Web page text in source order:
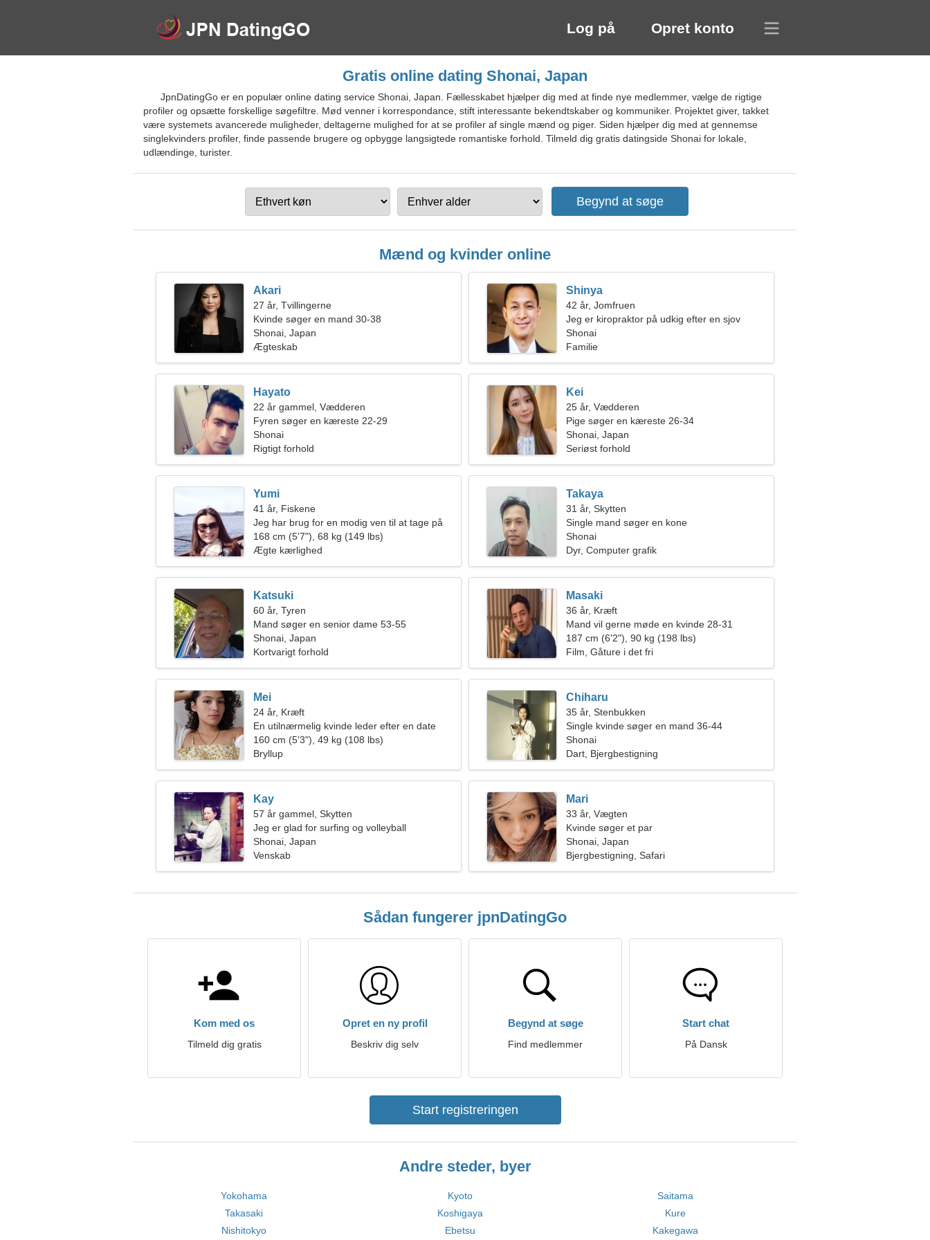
Log på Opret konto
Gratis online dating Shonai, Japan
JpnDatingGo er en populær online dating service Shonai, Japan. Fællesskabet hjælper dig med at finde nye medlemmer, vælge de rigtige
profiler og opsætte forskellige søgefiltre. Mød venner i korrespondance, stift interessante bekendtskaber og kommuniker. Projektet giver, takket
være systemets avancerede muligheder, deltagerne mulighed for at se profiler af single mænd og piger. Siden hjælper dig med at gennemse
singlekvinders profiler, finde passende brugere og opbygge langsigtede romantiske forhold. Tilmeld dig gratis datingside Shonai for lokale,
udlændinge, turister.
Mænd og kvinder online
Akari
27 år, Tvillingerne
Kvinde søger en mand 30-38
Shonai, Japan
Ægteskab
Shinya
42 år, Jomfruen
Jeg er kiropraktor på udkig efter en sjov
kvinde
Shonai
Familie
Hayato
22 år gammel, Vædderen
Fyren søger en kæreste 22-29
Shonai
Rigtigt forhold
Kei
25 år, Vædderen
Pige søger en kæreste 26-34
Shonai, Japan
Seriøst forhold
Yumi
41 år, Fiskene
Jeg har brug for en modig ven til at tage på
camping sammen
168 cm (5'7"), 68 kg (149 lbs)
Ægte kærlighed
Takaya
31 år, Skytten
Single mand søger en kone
Shonai
Dyr, Computer grafik
Katsuki
60 år, Tyren
Mand søger en senior dame 53-55
Shonai, Japan
Kortvarigt forhold
Masaki
36 år, Kræft
Mand vil gerne møde en kvinde 28-31
187 cm (6'2"), 90 kg (198 lbs)
Film, Gåture i det fri
Mei
24 år, Kræft
En utilnærmelig kvinde leder efter en date
160 cm (5'3"), 49 kg (108 lbs)
Bryllup
Chiharu
35 år, Stenbukken
Single kvinde søger en mand 36-44
Shonai
Dart, Bjergbestigning
Kay
57 år gammel, Skytten
Jeg er glad for surfing og volleyball
Shonai, Japan
Venskab
Mari
33 år, Vægten
Kvinde søger et par
Shonai, Japan
Bjergbestigning, Safari
Sådan fungerer jpnDatingGo
Kom med os
Tilmeld dig gratis
Opret en ny profil
Beskriv dig selv
Begynd at søge
Find medlemmer
Start chat
På Dansk
Start registreringen
Andre steder, byer
Yokohama Kyoto
Saitama
Takasaki
Koshigaya
Kure
Nishitokyo
Ebetsu Kakegawa